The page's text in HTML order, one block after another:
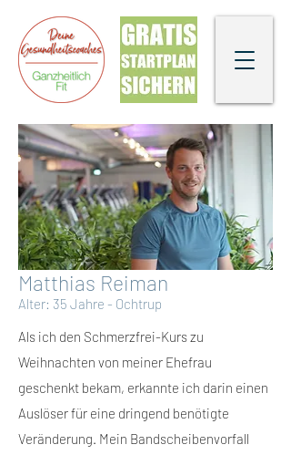
Matthias Reiman
Alter: 35 Jahre - Ochtrup
Als ich den Schmerzfrei-Kurs zu
Weihnachten von meiner Ehefrau
geschenkt bekam, erkannte ich darin einen
Auslöser für eine dringend benötigte
Veränderung. Mein Bandscheibenvorfall